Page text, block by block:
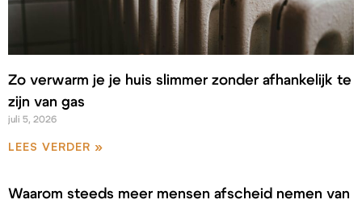
Zo verwarm je je huis slimmer zonder afhankelijk te
zijn van gas
juli 5, 2026
LEES VERDER »
Waarom steeds meer mensen afscheid nemen van